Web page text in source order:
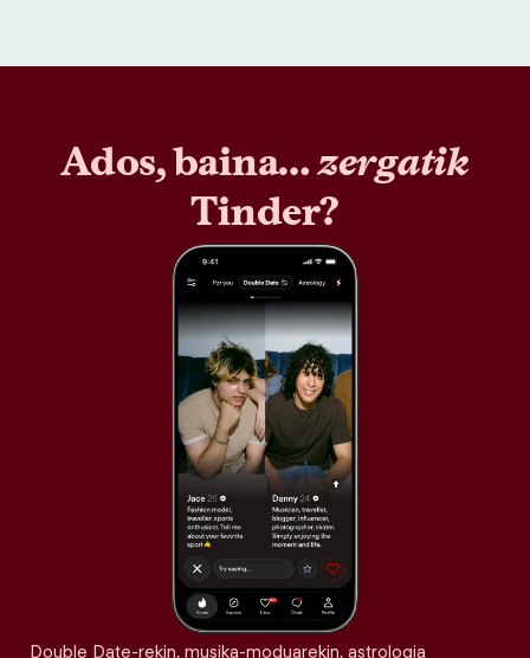
Ados, baina…zergatik
Tinder?
Double Date-rekin, musika-moduarekin, astrologia